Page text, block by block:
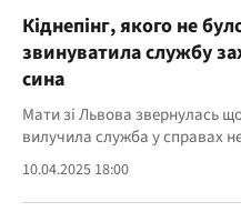
Кіднепінг, якого не
звинуватила службу
сина
Мати зі Львова звернулась
вилучила служба у справах
10.04.2025 18:00